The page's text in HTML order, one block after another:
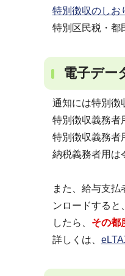
特別徴収のしお
特別区民税・都
電子デー
通知には特別徴
特別徴収義務者
特別徴収義務者
納税義務者用は
また、給与支
ンロードすると
したら、 その都
詳しくは、